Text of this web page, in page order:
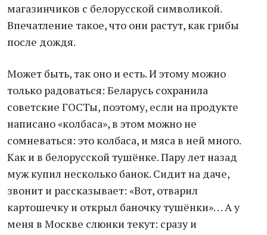
магазинчиков с белорусской символикой.
Впечатление такое, что они растут, как грибы
после дождя.
Может быть, так оно и есть. И этому можно
только радоваться: Беларусь сохранила
советские ГОСТы, поэтому, если на продукте
написано «колбаса», в этом можно не
сомневаться: это колбаса, и мяса в ней много.
Как и в белорусской тушёнке. Пару лет назад
муж купил несколько банок. Сидит на даче,
звонит и рассказывает: «Вот, отварил
картошечку и открыл баночку тушёнки»… А у
меня в Москве слюнки текут: сразу и